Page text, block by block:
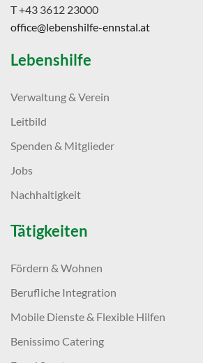
T +43 3612 23000
office@lebenshilfe-ennstal.at
Lebenshilfe
Verwaltung & Verein
Leitbild
Spenden & Mitglieder
Jobs
Nachhaltigkeit
Tätigkeiten
Fördern & Wohnen
Berufliche Integration
Mobile Dienste & Flexible Hilfen
Benissimo Catering